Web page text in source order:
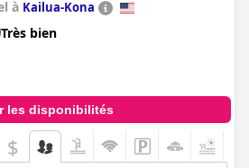
à Kailua-Kona
Très bien
les disponibilités
$